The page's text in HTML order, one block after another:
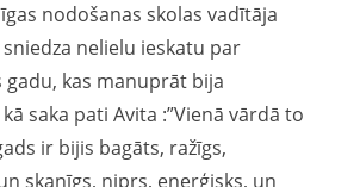
nodošanas skolas vadītāja
sniedza nelielu ieskatu par
gadu, kas manuprāt bija
saka pati Avita :”Vienā vārdā to
ir bijis bagāts, ražīgs,
skanīgs, ņiprs, enerģisks, un